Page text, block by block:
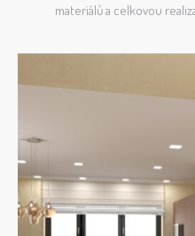
materiálů a celkovou